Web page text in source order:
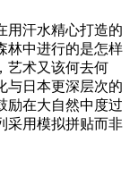
用汗水精心打造的
林中进行的是怎样
艺术又该何去何
与日本更深层次的
励在大自然中度过
采用模拟拼贴而非